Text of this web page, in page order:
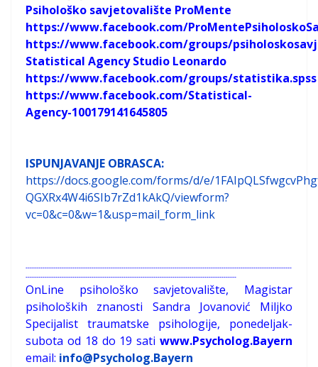
Psihološko savjetovalište ProMente
https://www.facebook.com/
https://www.facebook.com/groups/
Statistical Agency Studio Leonardo
https://www.facebook.com/groups/statistika.spss
https://www.facebook.com/Statistical-
Agency-100179141645805
ISPUNJAVANJE OBRASCA:
https://docs.google.com/forms/d/e/
QGXRx4W4i6SIb7rZd1kAkQ/viewform?
vc=0&c=0&w=1&usp=mail_form_link
-----------------------------------------------------------------------------------------------------------------------------
---------------------------------------------------------------------------------------------------
OnLine psihološko savjetovalište, Magistar
psiholoških znanosti Sandra Jovanović Miljko
Specijalist traumatske psihologije, ponedeljak-
subota od 18 do 19 sati www.Psycholog.Bayern
email: info@Psycholog.Bayern